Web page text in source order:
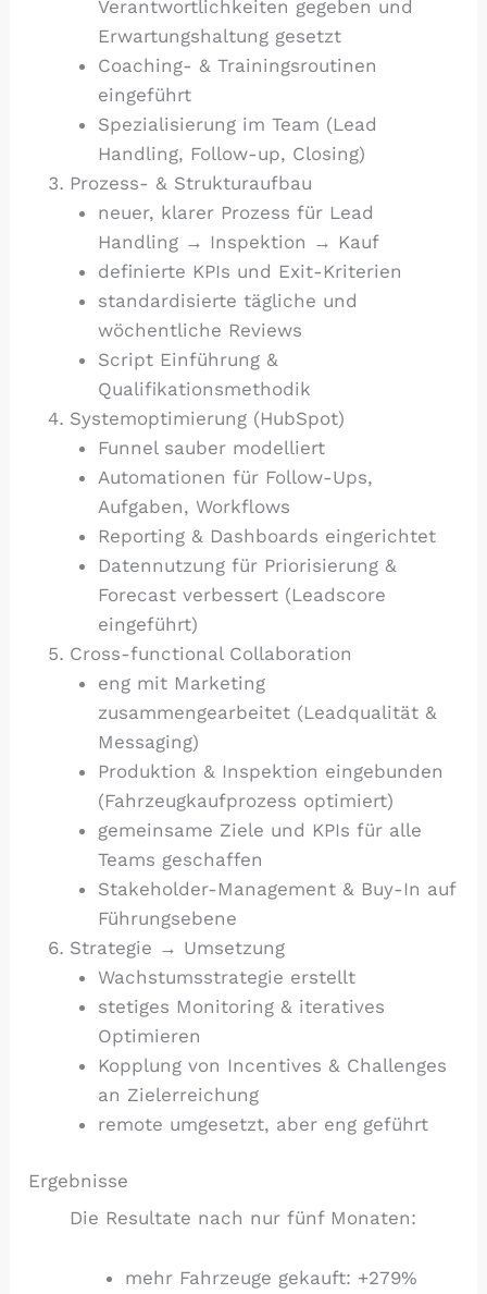
Verantwortlichkeiten gegeben und
Erwartungshaltung gesetzt
Coaching- & Trainingsroutinen
eingeführt
Spezialisierung im Team (Lead
Handling, Follow-up, Closing)
Prozess- & Strukturaufbau
neuer, klarer Prozess für Lead
Handling → Inspektion → Kauf
definierte KPIs und Exit-Kriterien
standardisierte tägliche und
wöchentliche Reviews
Script Einführung &
Qualifikationsmethodik
Systemoptimierung (HubSpot)
Funnel sauber modelliert
Automationen für Follow-Ups,
Aufgaben, Workflows
Reporting & Dashboards eingerichtet
Datennutzung für Priorisierung &
Forecast verbessert (Leadscore
eingeführt)
Cross-functional Collaboration
eng mit Marketing
zusammengearbeitet (Leadqualität &
Messaging)
Produktion & Inspektion eingebunden
(Fahrzeugkaufprozess optimiert)
gemeinsame Ziele und KPIs für alle
Teams geschaffen
Stakeholder-Management & Buy-In auf
Führungsebene
Strategie → Umsetzung
Wachstumsstrategie erstellt
stetiges Monitoring & iteratives
Optimieren
Kopplung von Incentives & Challenges
an Zielerreichung
remote umgesetzt, aber eng geführt
Ergebnisse
Die Resultate nach nur fünf Monaten:
mehr Fahrzeuge gekauft: +279%